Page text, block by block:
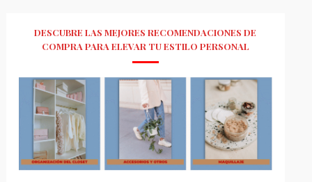
DESCUBRE LAS MEJORES RECOMENDACIONES DE
COMPRA PARA ELEVAR TU ESTILO PERSONAL